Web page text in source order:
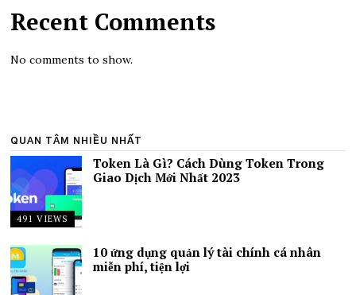
Recent Comments
No comments to show.
QUAN TÂM NHIỀU NHẤT
491 VIEWS
Token Là Gì? Cách Dùng Token Trong
Giao Dịch Mới Nhất 2023
10 ứng dụng quản lý tài chính cá nhân
miễn phí, tiện lợi